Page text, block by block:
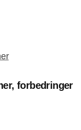
forbedringer